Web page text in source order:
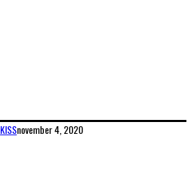
KISSnovember 4, 2020